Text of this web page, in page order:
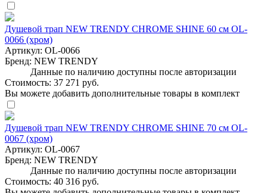
Душевой трап NEW TRENDY CHROME SHINE 60 см OL-
0066 (хром)
Артикул: OL-0066
Бренд: NEW TRENDY
Данные по наличию доступны после авторизации
Стоимость: 37 271 руб.
Вы можете добавить дополнительные товары в комплект
Душевой трап NEW TRENDY CHROME SHINE 70 см OL-
0067 (хром)
Артикул: OL-0067
Бренд: NEW TRENDY
Данные по наличию доступны после авторизации
Стоимость: 40 316 руб.